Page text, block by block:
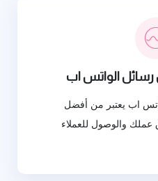
الواتس اب
اب يعتبر من أفضل
والوصول للعملاء